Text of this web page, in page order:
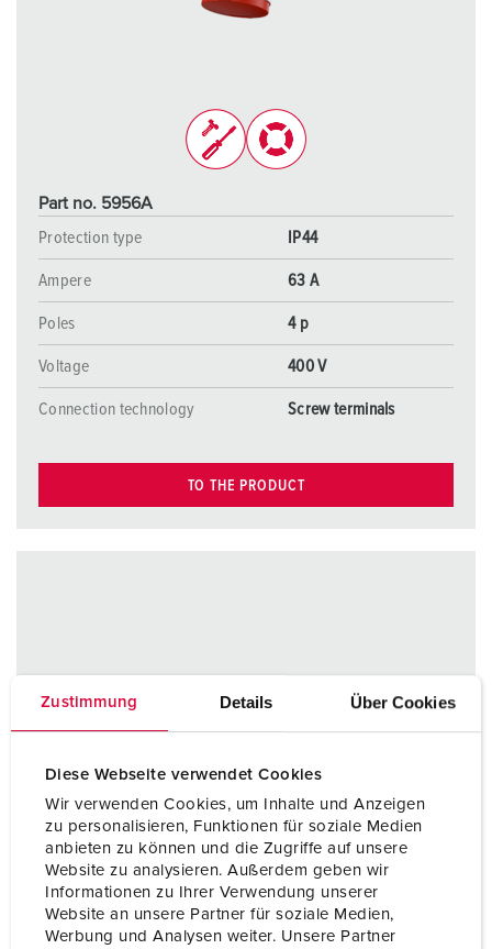
Zustimmung Details Über Cookies
Diese Webseite verwendet Cookies
Wir verwenden Cookies, um Inhalte und Anzeigen
zu personalisieren, Funktionen für soziale Medien
anbieten zu können und die Zugriffe auf unsere
Website zu analysieren. Außerdem geben wir
Informationen zu Ihrer Verwendung unserer
Website an unsere Partner für soziale Medien,
Werbung und Analysen weiter. Unsere Partner
Part no. 5956A
Protection type
IP44
Ampere 63 A
Poles 4 p
Voltage 400 V
Connection technology Screw terminals
TO THE PRODUCT